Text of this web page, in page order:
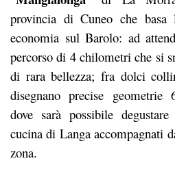
provincia di Cuneo che
economia sul Barolo: ad
percorso di 4 chilometri che si
di rara bellezza; fra dolci
disegnano precise geometrie
dove sarà possibile
cucina di Langa accompagnati
zona.